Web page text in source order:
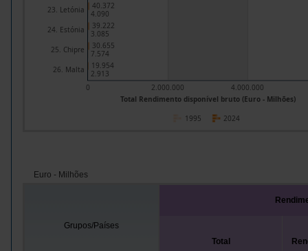
Total Rendimento disponível bruto (Euro - Milhões)
0 2.000.000 4.000.000
23. Letónia
24. Estónia
25. Chipre
26. Malta
40.372
39.222
30.655
19.954
4.090
3.085
7.574
2.913
2024
1995
Euro - Milhões
Grupos/Países
Total